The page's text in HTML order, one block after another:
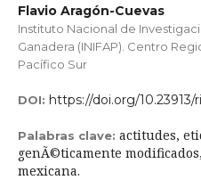
Flavio Aragón-Cuevas
Instituto Nacional de
Ganadera (INIFAP). Centro
Pacífico Sur
DOI: https://doi.org/10.23913/
Palabras clave: actitudes,
genÃ©ticamente
mexicana.